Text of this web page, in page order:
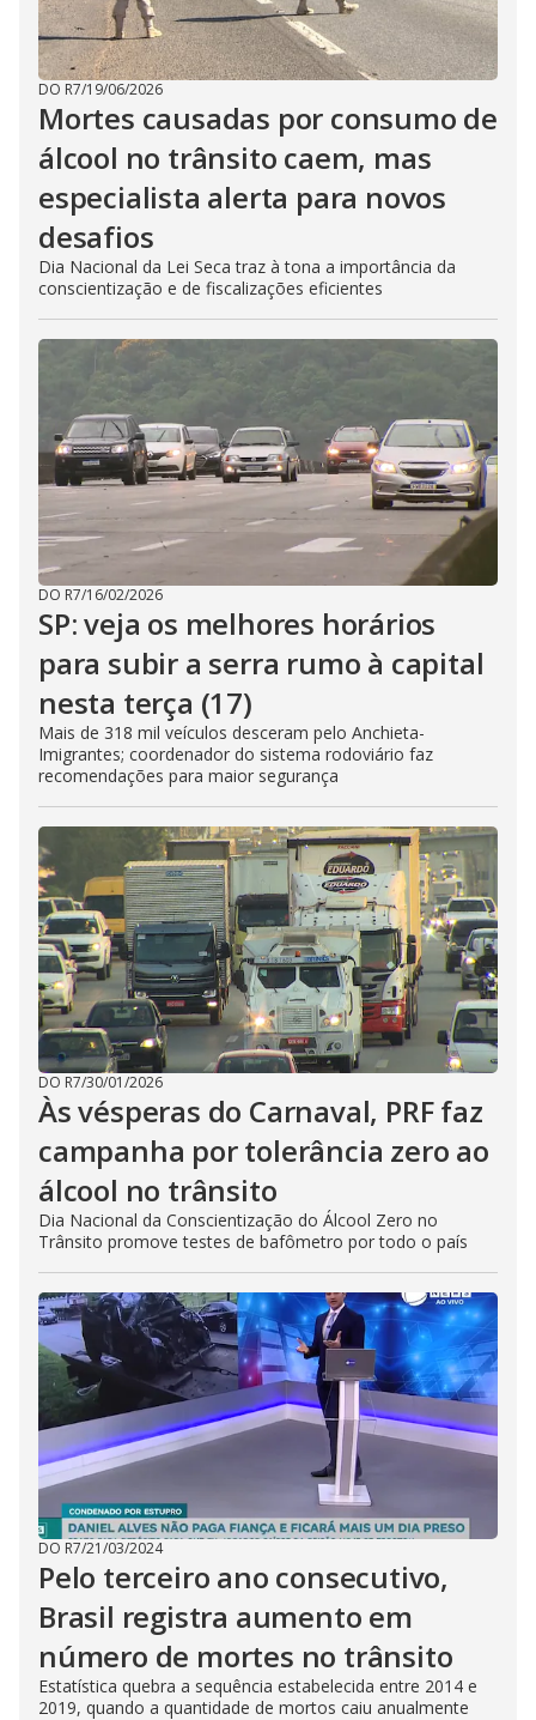
DO R7/19/06/2026
Mortes causadas por consumo de
álcool no trânsito caem, mas
especialista alerta para novos
desafios
Dia Nacional da Lei Seca traz à tona a importância da
conscientização e de fiscalizações eficientes
DO R7/16/02/2026
SP: veja os melhores horários
para subir a serra rumo à capital
nesta terça (17)
Mais de 318 mil veículos desceram pelo Anchieta-
Imigrantes; coordenador do sistema rodoviário faz
recomendações para maior segurança
DO R7/30/01/2026
Às vésperas do Carnaval, PRF faz
campanha por tolerância zero ao
álcool no trânsito
Dia Nacional da Conscientização do Álcool Zero no
Trânsito promove testes de bafômetro por todo o país
DO R7/21/03/2024
Pelo terceiro ano consecutivo,
Brasil registra aumento em
número de mortes no trânsito
Estatística quebra a sequência estabelecida entre 2014 e
2019, quando a quantidade de mortos caiu anualmente